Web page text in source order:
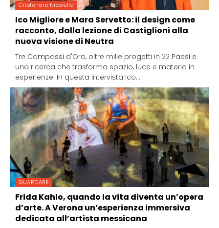
Citofonare Nicolella
Ico Migliore e Mara Servetto: il design come
racconto, dalla lezione di Castiglioni alla
nuova visione di Neutra
Tre Compassi d'Oro, oltre mille progetti in 22 Paesi e
una ricerca che trasforma spazio, luce e materia in
esperienze. In questa intervista Ico...
GUARDARE
Frida Kahlo, quando la vita diventa un’opera
d’arte. A Verona un’esperienza immersiva
dedicata all’artista messicana